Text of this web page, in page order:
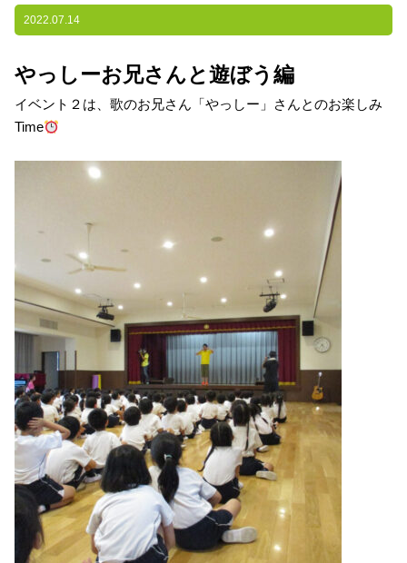
・年間行事
・自慢の給食
入園案内
2022.07.14
やっしーお兄さんと遊ぼう編
イベント２は、歌のお兄さん「やっしー」さんとのお楽しみ
Time